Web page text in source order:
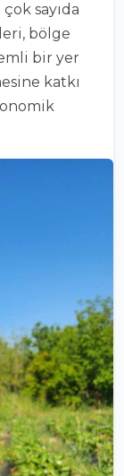
sayıda
bölge
bir yer
katkı